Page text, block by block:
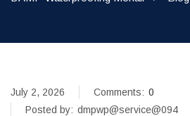
July 2, 2026 Comments: 0
Posted by: dmpwp@service@094